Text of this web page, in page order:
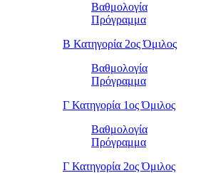
Βαθμολογία
Πρόγραμμα
Β Κατηγορία 2ος Όμιλος
Βαθμολογία
Πρόγραμμα
Γ Κατηγορία 1ος Όμιλος
Βαθμολογία
Πρόγραμμα
Γ Κατηγορία 2ος Όμιλος